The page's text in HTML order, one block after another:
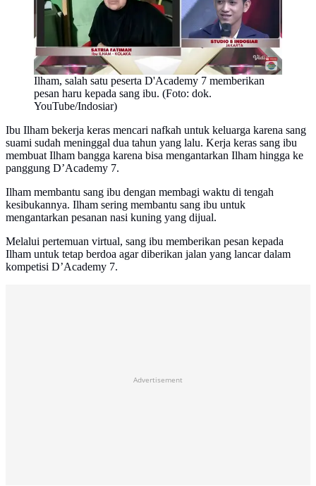
Ilham, salah satu peserta D'Academy 7 memberikan
pesan haru kepada sang ibu. (Foto: dok.
YouTube/Indosiar)
Ibu Ilham bekerja keras mencari nafkah untuk keluarga karena sang
suami sudah meninggal dua tahun yang lalu. Kerja keras sang ibu
membuat Ilham bangga karena bisa mengantarkan Ilham hingga ke
panggung D’Academy 7.
Ilham membantu sang ibu dengan membagi waktu di tengah
kesibukannya. Ilham sering membantu sang ibu untuk
mengantarkan pesanan nasi kuning yang dijual.
Melalui pertemuan virtual, sang ibu memberikan pesan kepada
Ilham untuk tetap berdoa agar diberikan jalan yang lancar dalam
kompetisi D’Academy 7.
Advertisement